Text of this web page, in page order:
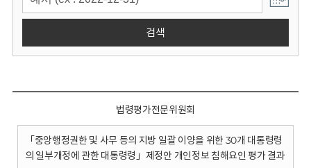
검색
법령평가전문위원회
「중앙행정권한 및 사무 등의 지방 일괄 이양을 위한 30개 대통령령
의 일부개정에 관한 대통령령」제정안 개인정보 침해요인 평가 결과